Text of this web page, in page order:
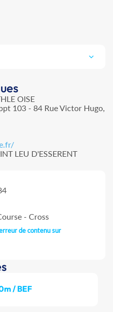
OISE
103 - 84 Rue Victor Hugo,
LEU D'ESSERENT
- Cross
de contenu sur
/ BEF